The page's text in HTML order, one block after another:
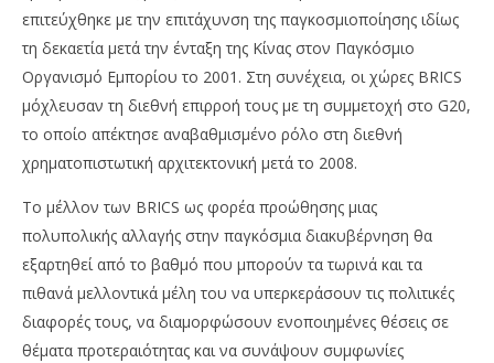
επιτεύχθηκε με την επιτάχυνση της παγκοσμιοποίησης ιδίως
τη δεκαετία μετά την ένταξη της Κίνας στον Παγκόσμιο
Οργανισμό Εμπορίου το 2001. Στη συνέχεια, οι χώρες BRICS
μόχλευσαν τη διεθνή επιρροή τους με τη συμμετοχή στο G20,
το οποίο απέκτησε αναβαθμισμένο ρόλο στη διεθνή
χρηματοπιστωτική αρχιτεκτονική μετά το 2008.
Το μέλλον των BRICS ως φορέα προώθησης μιας
πολυπολικής αλλαγής στην παγκόσμια διακυβέρνηση θα
εξαρτηθεί από το βαθμό που μπορούν τα τωρινά και τα
πιθανά μελλοντικά μέλη του να υπερκεράσουν τις πολιτικές
διαφορές τους, να διαμορφώσουν ενοποιημένες θέσεις σε
θέματα προτεραιότητας και να συνάψουν συμφωνίες